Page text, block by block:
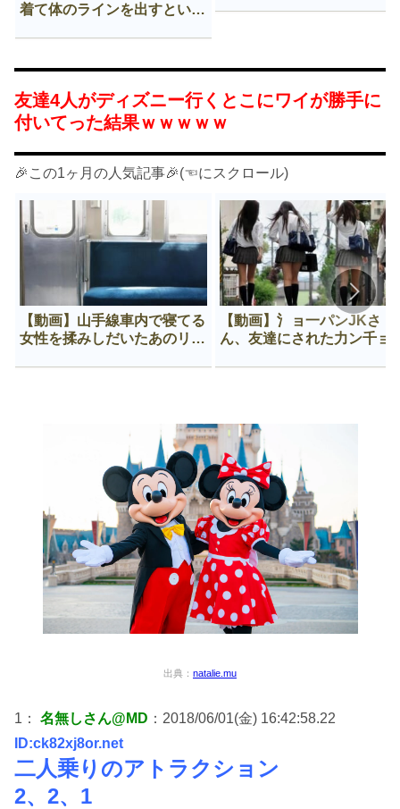
着て体のラインを出すという
友達4人がディズニー行くとこにワイが勝手に
付いてった結果ｗｗｗｗｗ
🎉この1ヶ月の人気記事🎉(☜にスクロール)
【動画】山手線車内で寝てる
女性を揉みしだいたあのリー
【動画】氵ョ一パンJKさ
ん、友達にされた力ン千ョ
出典： natalie.mu
1： 名無しさん@MD ：2018/06/01(金) 16:42:58.22
ID:ck82xj8or.net
二人乗りのアトラクション
2、2、1